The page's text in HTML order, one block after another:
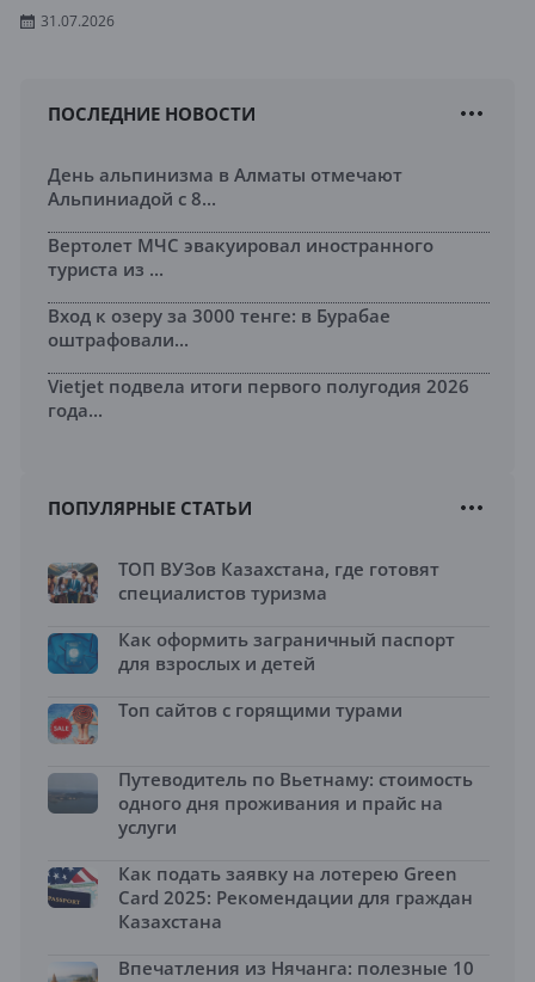
31.07.2026
ПОСЛЕДНИЕ НОВОСТИ
День альпинизма в Алматы отмечают
Альпиниадой с 8...
Вертолет МЧС эвакуировал иностранного
туриста из ...
Вход к озеру за 3000 тенге: в Бурабае
оштрафовали...
Vietjet подвела итоги первого полугодия 2026
года...
ПОПУЛЯРНЫЕ СТАТЬИ
ТОП ВУЗов Казахстана, где готовят
специалистов туризма
Как оформить заграничный паспорт
для взрослых и детей
Топ сайтов с горящими турами
Путеводитель по Вьетнаму: стоимость
одного дня проживания и прайс на
услуги
Как подать заявку на лотерею Green
Card 2025: Рекомендации для граждан
Казахстана
Впечатления из Нячанга: полезные 10